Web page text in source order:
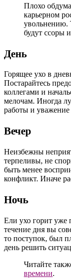
Плохо
карьерном
увольнению.
будут ссоры
День
Горящее ухо в
Постарайтесь
коллегами и
мелочам. Иногда
работы и
Вечер
Неизбежны
терпеливы, не
быть менее
конфликт. Иначе
Ночь
Ели ухо горит уже
течение дня вы
то поступок, был
день решить
Читайте
времени.